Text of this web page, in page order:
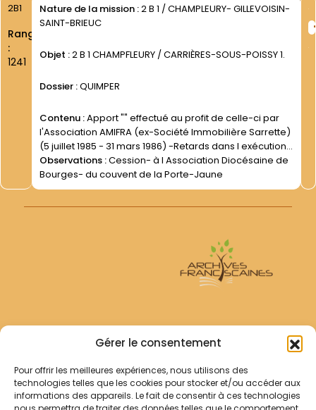
Gérer le consentement
Pour offrir les meilleures expériences, nous utilisons des
technologies telles que les cookies pour stocker et/ou accéder aux
informations des appareils. Le fait de consentir à ces technologies
2B1
Rang
:
1241
Nature de la mission :2 B 1 / CHAMPLEURY- GILLEVOISIN-
SAINT-BRIEUC
Objet :2 B 1 CHAMPFLEURY / CARRIÈRES-SOUS-POISSY 1.
Dossier :QUIMPER
Contenu :Apport "" effectué au profit de celle-ci par
l'Association AMIFRA (ex-Société Immobilière Sarrette)
(5 juillet 1985 - 31 mars 1986) -Retards dans l exécution
de cet "" apport "" (27 avril 1987- 25 mars 1988)
Observations :Cession- à l Association Diocésaine de
Bourges- du couvent de la Porte-Jaune
Archives Franciscaines
RECHERCHER
Comment chercher ?
Les archives